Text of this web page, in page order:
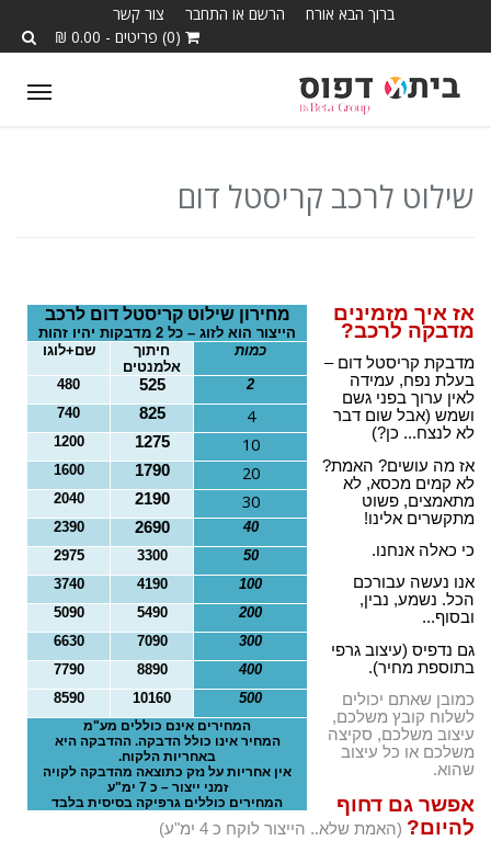
ברוך הבא אורח הרשם או התחבר
צור קשר
(0) פריטים - 0.00 ₪
T
a
v
i
o
n
שילוט לרכב קריסטל דום
מחירון שילוט קריסטל דום לרכב
הייצור הוא לזוג – כל 2 מדבקות יהיו זהות
כמות
חיתוך
אלמנטים
שם+לוגו
2
525
480
4
825
740
10
1275
1200
20
1790
1600
30
2190
2040
40
2690
2390
50
3300
2975
100
4190
3740
200
5490
5090
300
7090
6630
400
8890
7790
500
10160
8590
המחירים אינם כוללים מע"מ
המחיר אינו כולל הדבקה. ההדבקה היא
באחריות הלקוח.
אין אחריות על נזק כתוצאה מהדבקה לקויה
זמני ייצור – כ 7 ימ"ע
המחירים כוללים גרפיקה בסיסית בלבד
אז איך מזמינים
מדבקה לרכב?
מדבקת קריסטל דום –
בעלת נפח, עמידה
לאין ערוך בפני גשם
ושמש (אבל שום דבר
לא לנצח... כן?)
אז מה עושים? האמת?
לא קמים מכסא, לא
מתאמצים, פשוט
מתקשרים אלינו!
כי כאלה אנחנו.
אנו נעשה עבורכם
הכל. נשמע, נבין,
ובסוף...
גם נדפיס (עיצוב גרפי
בתוספת מחיר).
כמובן שאתם יכולים
לשלוח קובץ משלכם,
עיצוב משלכם, סקיצה
משלכם או כל עיצוב
שהוא.
אפשר גם דחוף
להיום? (האמת שלא.. הייצור לוקח כ 4 ימ"ע)